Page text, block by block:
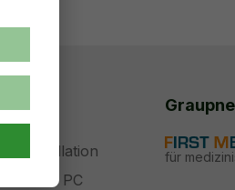
Installation
PC
für